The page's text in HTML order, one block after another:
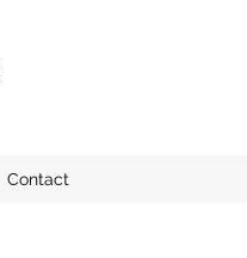
Contact